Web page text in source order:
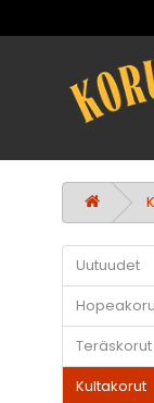
Uutuudet
Teräskorut
Kultakorut